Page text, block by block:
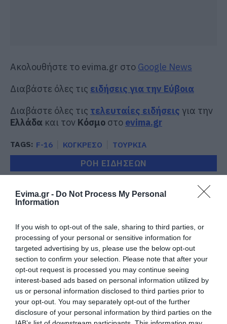
Evima.gr - Do Not Process My Personal
Information
If you wish to opt-out of the sale, sharing to third parties, or
processing of your personal or sensitive information for
targeted advertising by us, please use the below opt-out
section to confirm your selection. Please note that after your
opt-out request is processed you may continue seeing
interest-based ads based on personal information utilized by
us or personal information disclosed to third parties prior to
your opt-out. You may separately opt-out of the further
disclosure of your personal information by third parties on the
Ακολουθήστε το evima.gr στο Google News
Διαβάστε όλες τις ειδήσεις για την Εύβοια
Διαβάστε όλες τις τελευταίες ειδήσεις για την
Ελλάδα και τον Κόσμο στο evima.gr
TAGS: F-16 ΚΟΓΚΡΕΣΟ ΤΟΥΡΚΙΑ
ΡΟΗ ΕΙΔΗΣΕΩΝ
09.08.2026 | 00:10
Ρίγη συγκίνησης στην Εύβοια! Η
Ιερά Μονή Οσίου Δαυΐδ έλαμψε
στη μεγάλη πανήγυρη της
Μεταμορφώσεως
08.08.2026 | 21:00
Φάνης Σπανός: 500.000 € για την
ενεργειακή αναβάθμιση του 4ου
Δημοτικού Σχολείου Λιβαδειάς